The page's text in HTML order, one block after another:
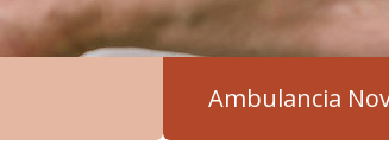
Ambulancia